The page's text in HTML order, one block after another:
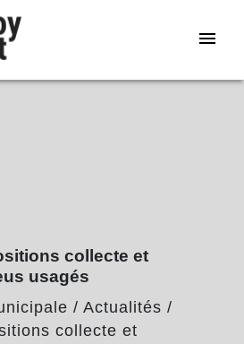
menu
collecte et
usagés
/ Actualités /
collecte et